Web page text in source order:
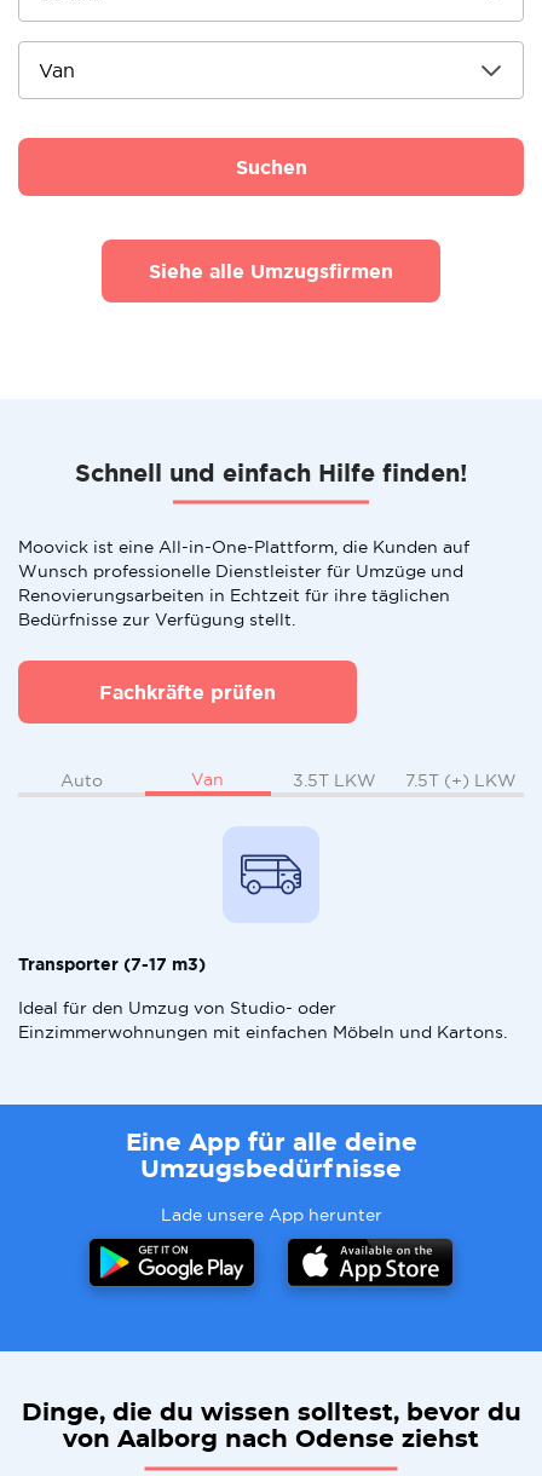
Suchen
Siehe alle Umzugsfirmen
Schnell und einfach Hilfe finden!
Moovick ist eine All-in-One-Plattform, die Kunden auf
Wunsch professionelle Dienstleister für Umzüge und
Renovierungsarbeiten in Echtzeit für ihre täglichen
Bedürfnisse zur Verfügung stellt.
Fachkräfte prüfen
Auto Van 3.5T LKW 7.5T (+) LKW
Transporter (7-17 m3)
Ideal für den Umzug von Studio- oder
Einzimmerwohnungen mit einfachen Möbeln und Kartons.
Eine App für alle deine
Umzugsbedürfnisse
Lade unsere App herunter
Dinge, die du wissen solltest, bevor du
von Aalborg nach Odense ziehst